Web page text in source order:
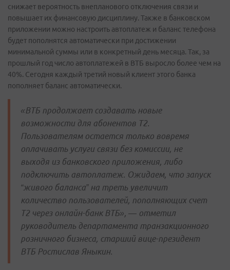
снижает вероятность внепланового отключения связи и
повышает их финансовую дисциплину. Также в банковском
приложении можно настроить автоплатеж и баланс телефона
будет пополнятся автоматически при достижении
минимальной суммы или в конкретный день месяца. Так, за
прошлый год число автоплатежей в ВТБ выросло более чем на
40%. Сегодня каждый третий новый клиент этого банка
пополняет баланс автоматически.
«ВТБ продолжает создавать новые
возможности для абонентов Т2.
Пользователям остается только вовремя
оплачивать услуги связи без комиссии, не
выходя из банковского приложения, либо
подключить автоплатеж. Ожидаем, что запуск
“живого баланса” на треть увеличит
количество пользователей, пополняющих счет
Т2 через онлайн-банк ВТБ», — отметил
руководитель департамента транзакционного
розничного бизнеса, старший вице-президент
ВТБ Ростислав Яныкин.